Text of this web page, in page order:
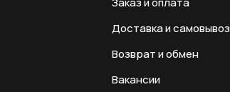
Доставка и самовывоз
Возврат и обмен
Вакансии